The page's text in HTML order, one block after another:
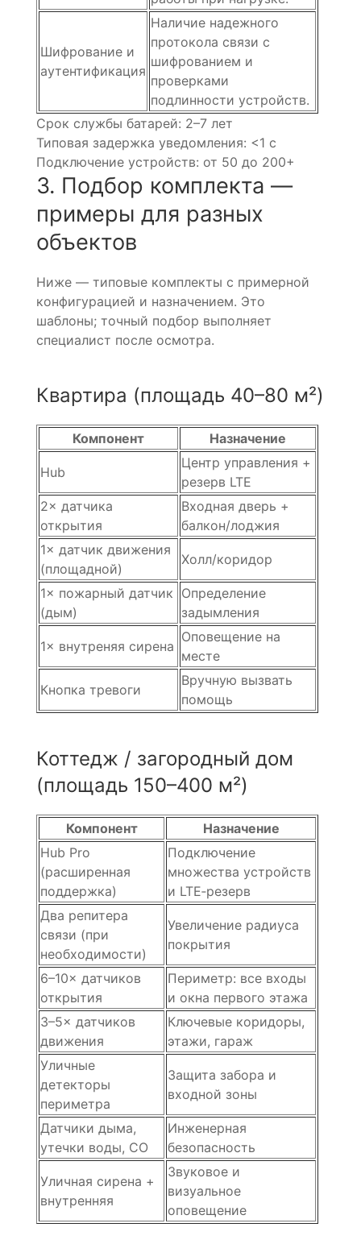
Шифрование и
аутентификация
Наличие надежного
протокола связи с
шифрованием и
проверками
подлинности устройств.
Срок службы батарей: 2–7 лет
Типовая задержка уведомления: <1 с
Подключение устройств: от 50 до 200+
3. Подбор комплекта —
примеры для разных
объектов
Ниже — типовые комплекты с примерной
конфигурацией и назначением. Это
шаблоны; точный подбор выполняет
специалист после осмотра.
Квартира (площадь 40–80 м²)
Компонент Назначение
Hub
Центр управления +
резерв LTE
2× датчика
открытия
Входная дверь +
балкон/лоджия
1× датчик движения
(площадной)
Холл/коридор
1× пожарный датчик
(дым)
Определение
задымления
1× внутреняя сирена
Оповещение на
месте
Кнопка тревоги
Вручную вызвать
помощь
Коттедж / загородный дом
(площадь 150–400 м²)
Компонент
Назначение
Hub Pro
(расширенная
поддержка)
Подключение
множества устройств
и LTE‑резерв
Два репитера
связи (при
необходимости)
Увеличение радиуса
покрытия
6–10× датчиков
открытия
Периметр: все входы
и окна первого этажа
3–5× датчиков
движения
Ключевые коридоры,
этажи, гараж
Уличные
детекторы
периметра
Защита забора и
входной зоны
Датчики дыма,
утечки воды, CO
Инженерная
безопасность
Уличная сирена +
внутренняя
Звуковое и
визуальное
оповещение